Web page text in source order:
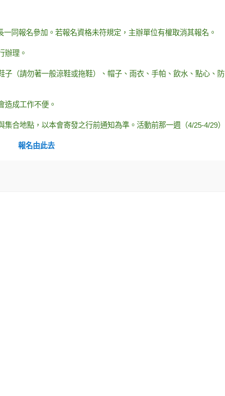
同報名參加。若報名資格未符規定，主辦單位有權取消其報名。
辦理。
（請勿著一般涼鞋或拖鞋）、帽子、雨衣、手帕、飲水、點心、防
造成工作不便。
合地點，以本會寄發之行前通知為準。活動前那一週（4/25-4/29）
報名由此去